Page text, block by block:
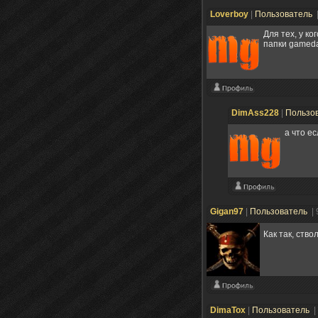
Loverboy Пользователь
Для тех, у
папки
DimAss228
а чтo
Gigan97 Пользователь
Как так,
DimaTox Пользователь